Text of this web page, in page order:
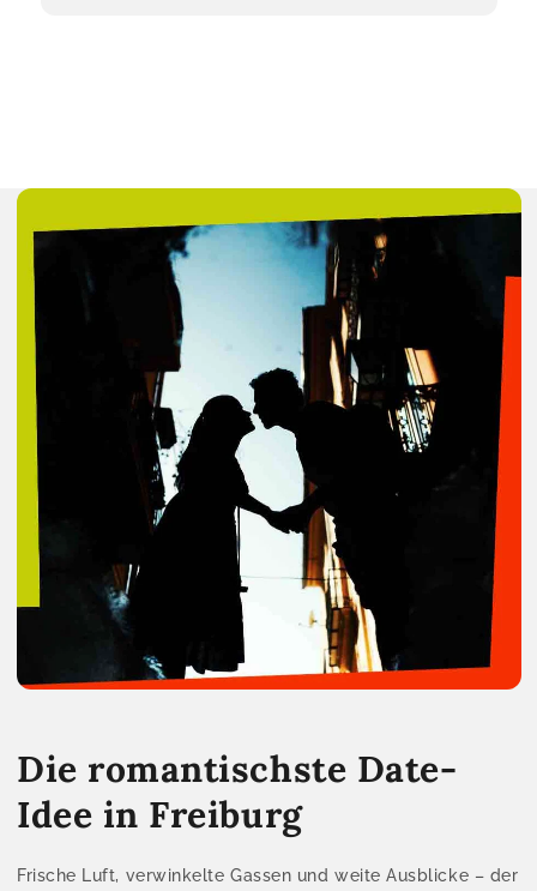
Die romantischste Date-
Idee in Freiburg
Frische Luft, verwinkelte Gassen und weite Ausblicke – der